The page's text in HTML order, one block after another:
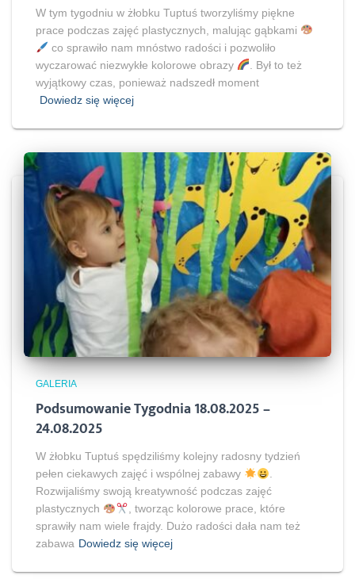
W tym tygodniu w żłobku Tuptuś tworzyliśmy piękne
prace podczas zajęć plastycznych, malując gąbkami
co sprawiło nam mnóstwo radości i pozwoliło
wyczarować niezwykłe kolorowe obrazy
. Był to też
wyjątkowy czas, ponieważ nadszedł moment
Dowiedz się więcej
GALERIA
Podsumowanie Tygodnia 18.08.2025 –
24.08.2025
W żłobku Tuptuś spędziliśmy kolejny radosny tydzień
pełen ciekawych zajęć i wspólnej zabawy
.
Rozwijaliśmy swoją kreatywność podczas zajęć
plastycznych
, tworząc kolorowe prace, które
sprawiły nam wiele frajdy. Dużo radości dała nam też
zabawa Dowiedz się więcej